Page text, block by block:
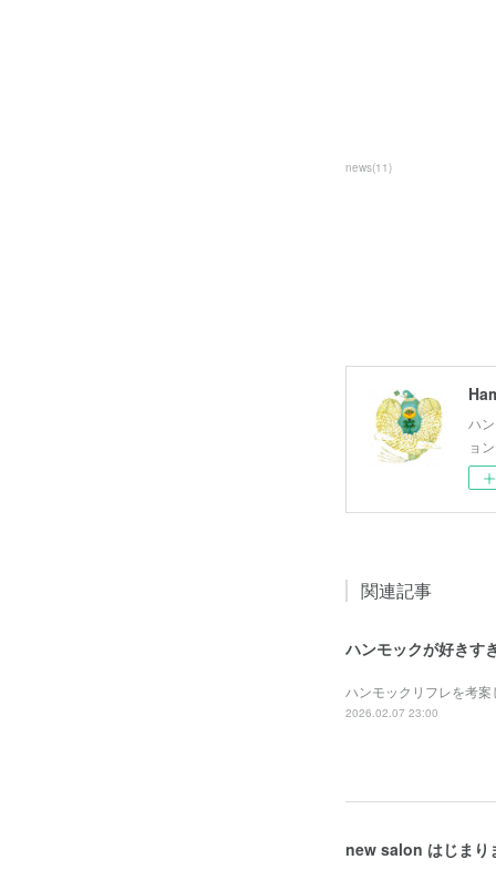
news(11)
ハ
ョ
関連記事
ハンモックが好きす
ハンモックリフレを考
2026.02.07 23:00
new salon はじまり